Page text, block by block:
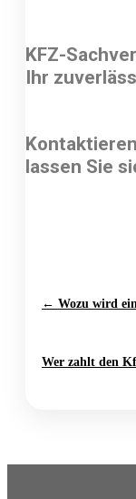
KFZ-
Ihr
lassen Sie
← Wozu wird
Wer zahlt den